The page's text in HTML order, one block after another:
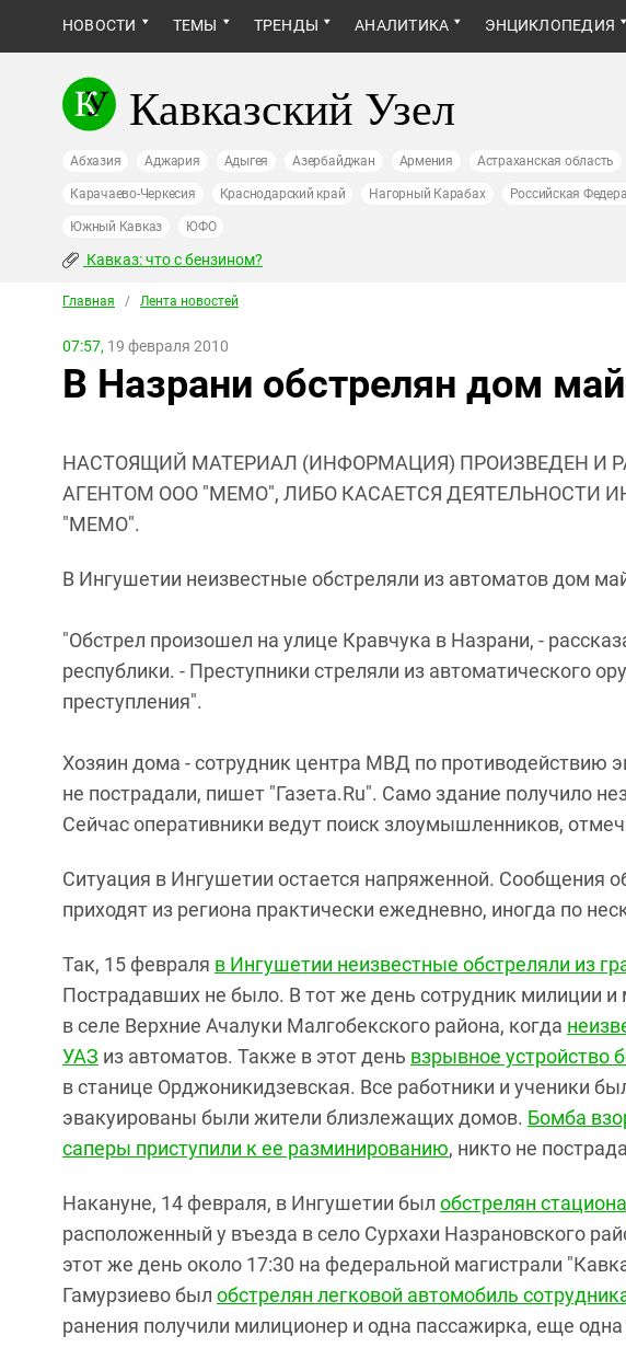
НОВОСТИ ТЕМЫ ТРЕНДЫ АНАЛИТИКА ЭНЦИКЛОПЕДИЯ
Кавказский Узел
Абхазия Аджария Адыгея Азербайджан Армения Астраханская область
Карачаево-Черкесия Краснодарский край Нагорный Карабах Российская
Южный Кавказ ЮФО
Кавказ: что с бензином?
Главная / Лента новостей
07:57, 19 февраля 2010
В Назрани обстрелян дом
НАСТОЯЩИЙ МАТЕРИАЛ (ИНФОРМАЦИЯ) ПРОИЗВЕДЕН И
АГЕНТОМ ООО "МЕМО", ЛИБО КАСАЕТСЯ ДЕЯТЕЛЬНОСТИ
"МЕМО".
В Ингушетии неизвестные обстреляли из автоматов дом
"Обстрел произошел на улице Кравчука в Назрани, -
республики. - Преступники стреляли из автоматического
преступления".
Хозяин дома - сотрудник центра МВД по противодействию
не пострадали, пишет "Газета.Ru". Само здание получило
Сейчас оперативники ведут поиск злоумышленников,
Ситуация в Ингушетии остается напряженной. Сообщения
приходят из региона практически ежедневно, иногда по
Так, 15 февраля в Ингушетии неизвестные обстреляли из
Пострадавших не было. В тот же день сотрудник милиции
в селе Верхние Ачалуки Малгобекского района, когда
УАЗ из автоматов. Также в этот день взрывное
в станице Орджоникидзевская. Все работники и ученики
эвакуированы были жители близлежащих домов. Бомба
саперы приступили к ее разминированию, никто не
Накануне, 14 февраля, в Ингушетии был обстрелян
расположенный у въезда в село Сурхахи Назрановского
этот же день около 17:30 на федеральной магистрали
Гамурзиево был обстрелян легковой автомобиль
ранения получили милиционер и одна пассажирка, еще